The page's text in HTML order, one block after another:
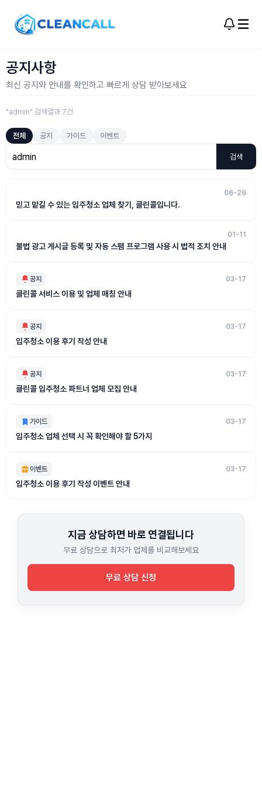
공지사항
최신 공지와 안내를 확인하고 빠르게 상담 받아보세요
"admin" 검색결과 7건
전체 공지 가이드 이벤트
검색
06-26
믿고 맡길 수 있는 입주청소 업체 찾기, 클린콜입니다.
01-11
불법 광고 게시글 등록 및 자동 스팸 프로그램 사용 시 법적 조치 안내
공지 03-17
클린콜 서비스 이용 및 업체 매칭 안내
공지 03-17
입주청소 이용 후기 작성 안내
공지 03-17
클린콜 입주청소 파트너 업체 모집 안내
가이드 03-17
입주청소 업체 선택 시 꼭 확인해야 할 5가지
이벤트 03-17
입주청소 이용 후기 작성 이벤트 안내
지금 상담하면 바로 연결됩니다
무료 상담으로 최저가 업체를 비교해보세요
무료 상담 신청